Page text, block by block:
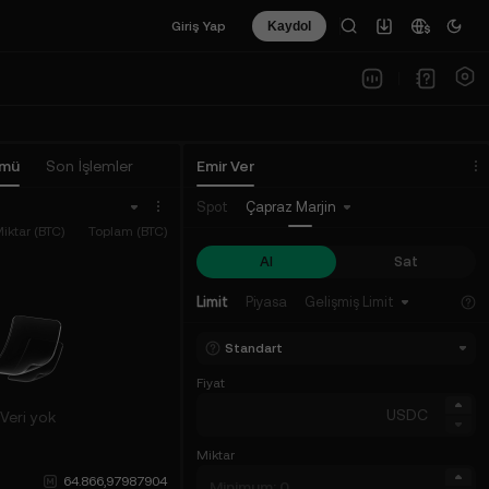
Giriş Yap Kaydol
Son İşlemler Emir Ver
(BTC) Toplam (BTC)
Veri yok
64.866,97987904
Spot Çapraz Marjin
Al Sat
Limit Piyasa Gelişmiş Limit
Standart
Fiyat
USDC
Miktar